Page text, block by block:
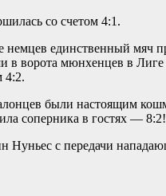
со счетом 4:1.
немцев единственный мяч
в ворота мюнхенцев в
4:2.
были настоящим
соперника в гостях — 8:2!
Нуньес с передачи